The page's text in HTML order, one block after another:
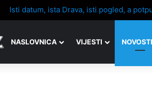
Isti datum, ista Drava, isti pogled, a
NASLOVNICA VIJESTI NOVOSTI